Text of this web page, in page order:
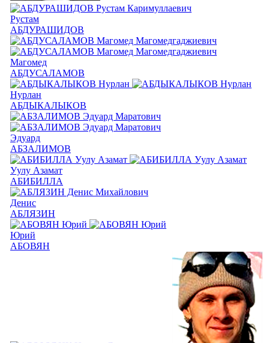
Рустам
АБДУРАШИДОВ
Магомед
АБДУСАЛАМОВ
Нурлан
АБДЫКАЛЫКОВ
Эдуард
АБЗАЛИМОВ
Уулу Азамат
АБИБИЛЛА
Денис
АБЛЯЗИН
Юрий
АБОВЯН